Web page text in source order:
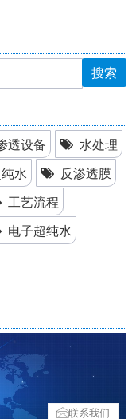
搜索
透设备
水处理
水
反渗透膜
工艺流程
电子超纯水
联系我们